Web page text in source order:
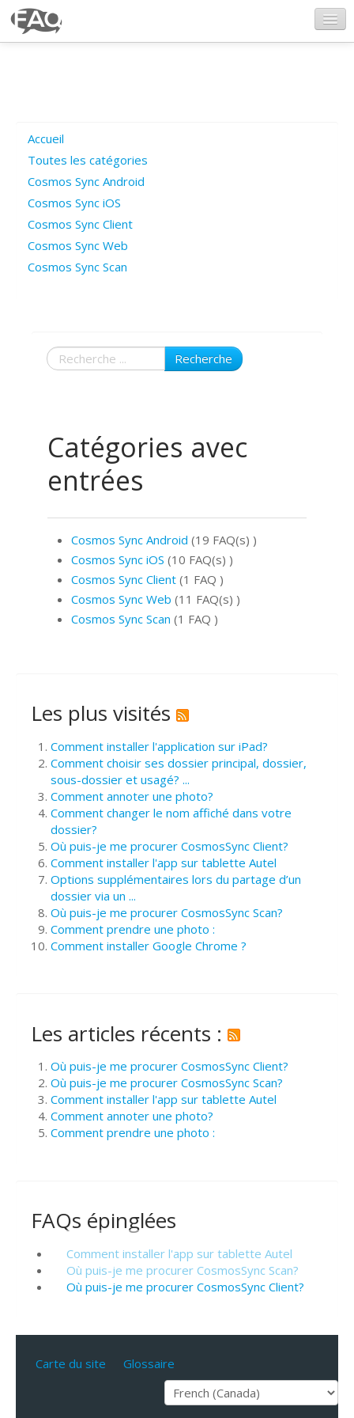
Poser une question
Questions ouvertes
Connexion
Accueil
Toutes les catégories
Cosmos Sync Android
Cosmos Sync iOS
Cosmos Sync Client
Cosmos Sync Web
Cosmos Sync Scan
Recherche
Catégories avec
entrées
Cosmos Sync Android (19 FAQ(s) )
Cosmos Sync iOS (10 FAQ(s) )
Cosmos Sync Client (1 FAQ )
Cosmos Sync Web (11 FAQ(s) )
Cosmos Sync Scan (1 FAQ )
Les plus visités
Comment installer l'application sur iPad?
Comment choisir ses dossier principal, dossier,
sous-dossier et usagé? ...
Comment annoter une photo?
Comment changer le nom affiché dans votre
dossier?
Où puis-je me procurer CosmosSync Client?
Comment installer l'app sur tablette Autel
Options supplémentaires lors du partage d’un
dossier via un ...
Où puis-je me procurer CosmosSync Scan?
Comment prendre une photo :
Comment installer Google Chrome ?
Les articles récents :
Où puis-je me procurer CosmosSync Client?
Où puis-je me procurer CosmosSync Scan?
Comment installer l'app sur tablette Autel
Comment annoter une photo?
Comment prendre une photo :
FAQs épinglées
Comment installer l'app sur tablette Autel
Où puis-je me procurer CosmosSync Scan?
Où puis-je me procurer CosmosSync Client?
Carte du site Glossaire